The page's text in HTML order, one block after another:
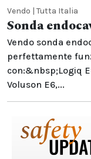
Vendo | Tutta Italia
Sonda
Vendo sonda
perfettamente
con:&nbsp;Logiq
Voluson E6,...